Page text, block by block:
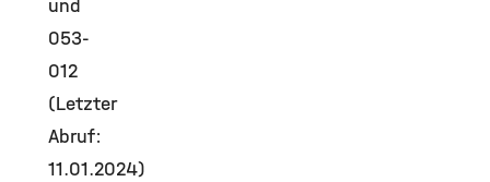
und
053-
012
(Letzter
Abruf:
11.01.2024)